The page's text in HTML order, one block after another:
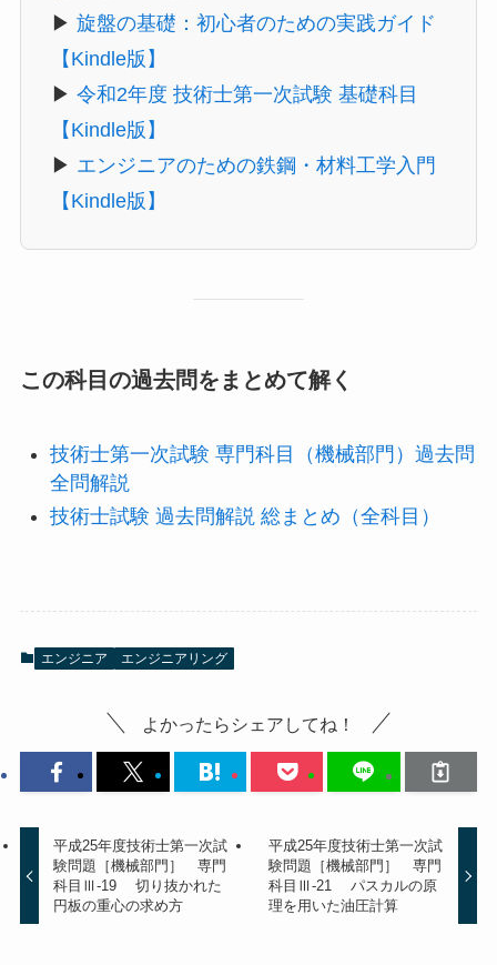
▶ 旋盤の基礎：初心者のための実践ガイド
【Kindle版】
▶ 令和2年度 技術士第一次試験 基礎科目
【Kindle版】
▶ エンジニアのための鉄鋼・材料工学入門
【Kindle版】
この科目の過去問をまとめて解く
技術士第一次試験 専門科目（機械部門）過去問
全問解説
技術士試験 過去問解説 総まとめ（全科目）
エンジニア エンジニアリング
よかったらシェアしてね！
平成25年度技術士第一次試
験問題［機械部門］ 専門
科目Ⅲ-19 切り抜かれた
円板の重心の求め方
平成25年度技術士第一次試
験問題［機械部門］ 専門
科目Ⅲ-21 パスカルの原
理を用いた油圧計算